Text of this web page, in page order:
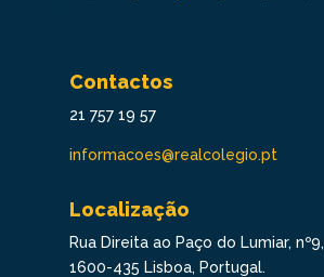
Contactos
21 757 19 57
informacoes@realcolegio.pt
Localização
Rua Direita ao Paço do Lumiar, nº9,
1600-435 Lisboa, Portugal.